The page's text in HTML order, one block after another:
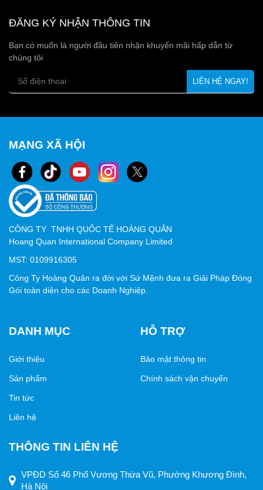
Khả năng hút ẩm mạnh mẽ: Có thể hút tới 40% trọng
lượng nước.
An toàn : Không độc hại khi sử dụng đúng cách.
3. Ứng dụng của hạt chống ẩm
silicagel
Thực phẩm: Giữ bánh kẹo, hạt khô không bị mốc.
Điện tử
Thời trang : Giữ giày, túi xách không bị ẩm.
Dược phẩm
4. Cách sử dụng đúng cách
Đặt trực tiếp trong bao bì hoặc thùng hàng.
Tránh để hạt tiếp xúc trực tiếp với thực phẩm chưa
đóng gói.
5. Nơi mua hạt chống ẩm uy tín
Công ty TNHH Quốc tế Hoàng Quân
cả cạnh tranh và giao hàng nhanh chóng. Chúng tôi cam
của bạn tốt nhất trong mọi điều kiện lưu trữ và vận chuyển.
ĐĂNG KÝ NHẬN THÔNG TIN
Bạn có muốn là người đầu tiên nhận khuyến mãi hấp dẫn từ
chúng tôi
MẠNG XÃ HỘI
CÔNG TY TNHH QUỐC TẾ HOÀNG QUÂN
Hoang Quan International Company Limited
MST: 0109916305
Công Ty Hoàng Quân ra đời với Sứ Mệnh đưa ra Giải Pháp Đóng
Gói toàn diện cho các Doanh Nghiệp.
DANH MỤC
Giới thiệu
Sản phẩm
Tin tức
Liên hệ
HỖ TRỢ
Bảo mật thông tin
Chính sách vận chuyển
THÔNG TIN LIÊN HỆ
VPĐD Số 46 Phố Vương Thừa Vũ, Phường Khương Đình,
Hà Nội